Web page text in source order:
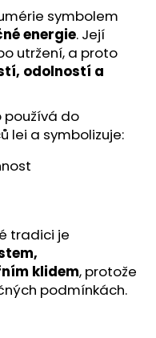
symbolem
energie. Její
utržení, a proto
odolností a
používá do
lei a symbolizuje:
tradici je
klidem, protože
podmínkách.